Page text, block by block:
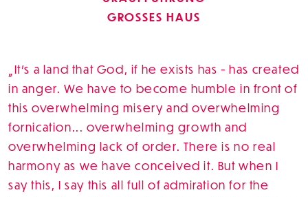
GROSSES HAUS
It's a land that God, if he exists has - has created
in anger. We have to become humble in front of
this overwhelming misery and overwhelming
fornication... overwhelming growth and
overwhelming lack of order. There is no real
harmony as we have conceived it. But when I
say this, I say this all full of admiration for the